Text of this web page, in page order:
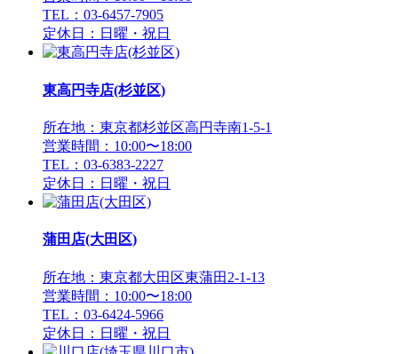
TEL：03-6457-7905
定休日：日曜・祝日
東高円寺店(杉並区)
所在地：東京都杉並区高円寺南1-5-1
営業時間：10:00〜18:00
TEL：03-6383-2227
定休日：日曜・祝日
蒲田店(大田区)
所在地：東京都大田区東蒲田2-1-13
営業時間：10:00〜18:00
TEL：03-6424-5966
定休日：日曜・祝日